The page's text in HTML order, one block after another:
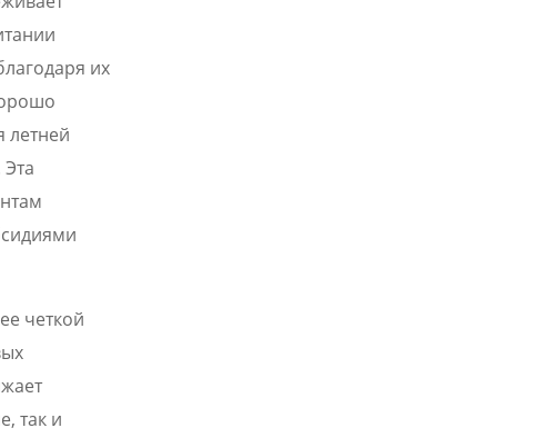
их
летней
четкой
так и